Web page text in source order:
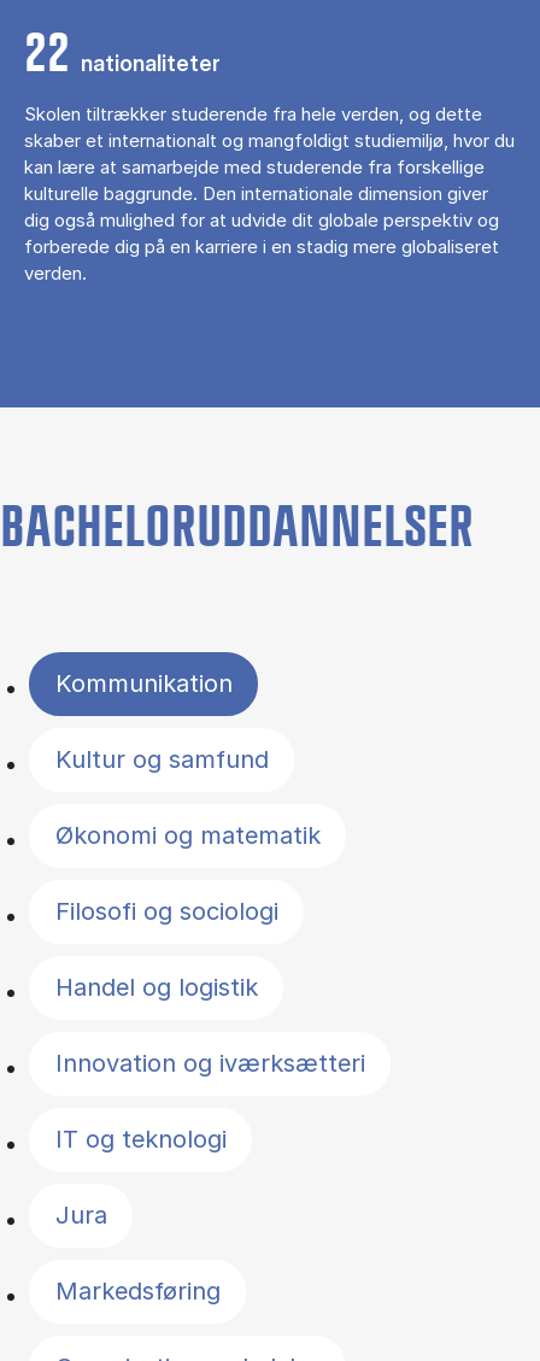
22 nationaliteter
Skolen tiltrækker studerende fra hele verden, og dette
skaber et internationalt og mangfoldigt studiemiljø, hvor du
kan lære at samarbejde med studerende fra forskellige
kulturelle baggrunde. Den internationale dimension giver
dig også mulighed for at udvide dit globale perspektiv og
forberede dig på en karriere i en stadig mere globaliseret
verden.
BACHELORUDDANNELSER
Filter by topics
Kommunikation
Kultur og samfund
Økonomi og matematik
Filosofi og sociologi
Handel og logistik
Innovation og iværksætteri
IT og teknologi
Jura
Markedsføring